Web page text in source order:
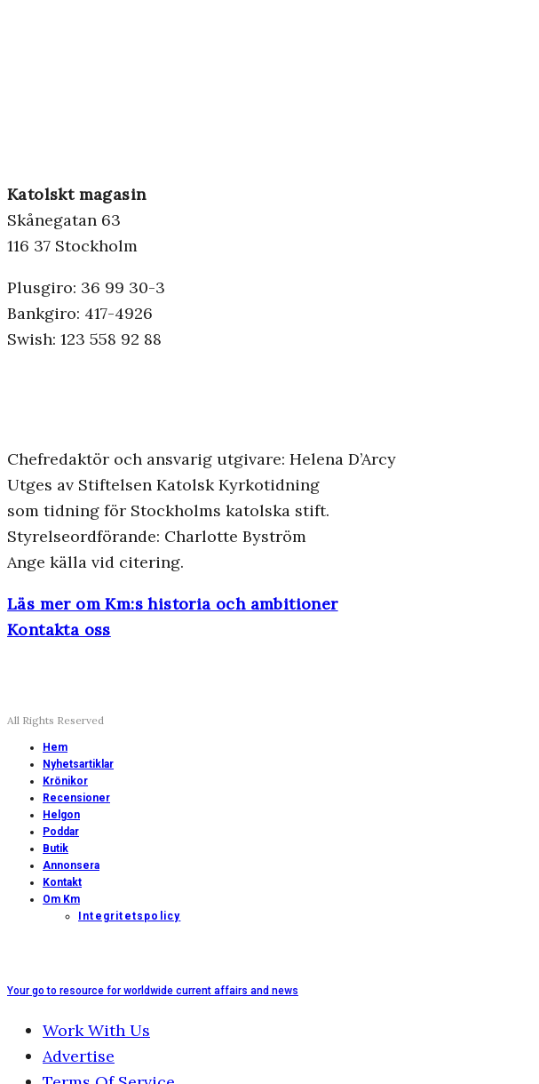
Katolskt magasin
Skånegatan 63
116 37 Stockholm
Plusgiro: 36 99 30-3
Bankgiro: 417-4926
Swish: 123 558 92 88
Chefredaktör och ansvarig utgivare: Helena D’Arcy
Utges av Stiftelsen Katolsk Kyrkotidning
som tidning för Stockholms katolska stift.
Styrelseordförande: Charlotte Byström
Ange källa vid citering.
Läs mer om Km:s historia och ambitioner
Kontakta oss
All Rights Reserved
Hem
Nyhetsartiklar
Krönikor
Recensioner
Helgon
Poddar
Butik
Annonsera
Kontakt
Om Km
Integritetspolicy
Your go to resource for worldwide current affairs and news
Work With Us
Advertise